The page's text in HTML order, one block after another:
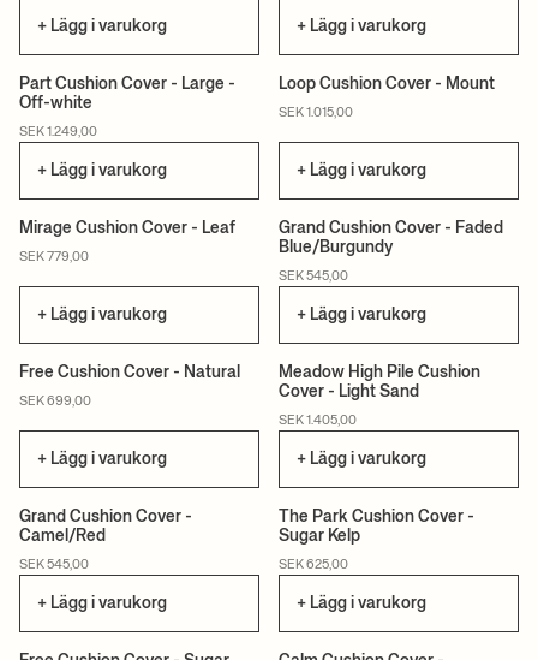
+ Lägg i varukorg + Lägg i varukorg
CERTIFIERAD
Part Cushion Cover - Large -
Off-white
SEK 1.249,00
+ Lägg i varukorg
Loop Cushion Cover - Mount
SEK 1.015,00
+ Lägg i varukorg
Mirage Cushion Cover - Leaf
SEK 779,00
+ Lägg i varukorg
Grand Cushion Cover - Faded
Blue/Burgundy
SEK 545,00
+ Lägg i varukorg
CERTIFIERAD
Free Cushion Cover - Natural
SEK 699,00
+ Lägg i varukorg
Meadow High Pile Cushion
Cover - Light Sand
SEK 1.405,00
+ Lägg i varukorg
Grand Cushion Cover -
Camel/Red
SEK 545,00
+ Lägg i varukorg
CERTIFIERAD
The Park Cushion Cover -
Sugar Kelp
SEK 625,00
+ Lägg i varukorg